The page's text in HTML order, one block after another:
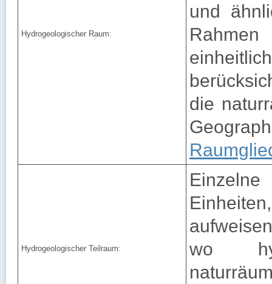
Hydrogeologischer Raum:
und
die
Hydrogeologischer Teilraum:
wo